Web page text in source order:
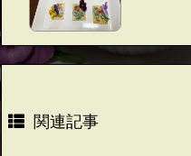
関連記事